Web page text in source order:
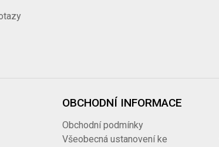
OBCHODNÍ INFORMACE
Obchodní podmínky
Všeobecná ustanovení ke